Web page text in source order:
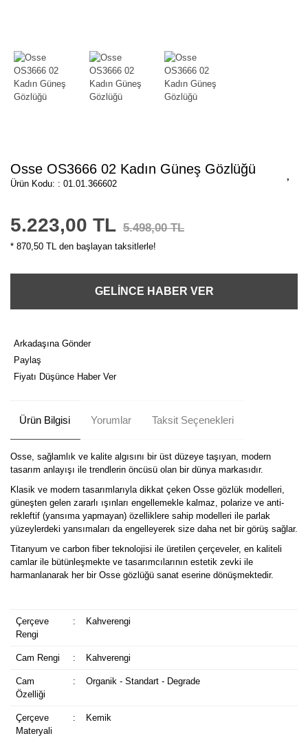
Osse OS3666 02 Kadın Güneş Gözlüğü
Ürün Kodu: : 01.01.366602
5.223,00 TL 5.498,00 TL
* 870,50 TL den başlayan taksitlerle!
GELİNCE HABER VER
Arkadaşına Gönder
Paylaş
Fiyatı Düşünce Haber Ver
Ürün Bilgisi Yorumlar Taksit Seçenekleri
Osse, sağlamlık ve kalite algısını bir üst düzeye taşıyan, modern
tasarım anlayışı ile trendlerin öncüsü olan bir dünya markasıdır.
Klasik ve modern tasarımlarıyla dikkat çeken Osse gözlük modelleri,
güneşten gelen zararlı ışınları engellemekle kalmaz, polarize ve anti-
rekleftif (yansıma yapmayan) özelliklere sahip modelleri ile parlak
yüzeylerdeki yansımaları da engelleyerek size daha net bir görüş sağlar.
Titanyum ve carbon fiber teknolojisi ile üretilen çerçeveler, en kaliteli
camlar ile bütünleşmekte ve tasarımcılarının estetik zevki ile
harmanlanarak her bir Osse gözlüğü sanat eserine dönüşmektedir.
Çerçeve
Rengi
: Kahverengi
Cam Rengi : Kahverengi
Cam
Özelliği
: Organik - Standart - Degrade
Çerçeve
Materyali
: Kemik